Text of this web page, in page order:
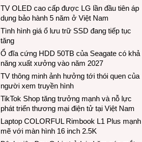
TV OLED cao cấp được LG lần đầu tiên áp
dụng bảo hành 5 năm ở Việt Nam
Tình hình giá ổ lưu trữ SSD đang tiếp tục
tăng
Ổ đĩa cứng HDD 50TB của Seagate có khả
năng xuất xưởng vào năm 2027
TV thông minh ảnh hưởng tới thói quen của
người xem truyền hình
TikTok Shop tăng trưởng mạnh và nỗ lực
phát triển thương mại điện tử tại Việt Nam
Laptop COLORFUL Rimbook L1 Plus mạnh
mẽ với màn hình 16 inch 2.5K